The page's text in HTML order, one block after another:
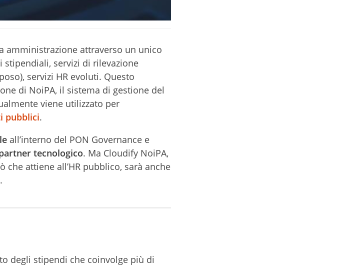
amministrazione attraverso un unico
stipendiali, servizi di rilevazione
servizi HR evoluti. Questo
di NoiPA, il sistema di gestione del
viene utilizzato per
pubblici.
all’interno del PON Governance e
tecnologico. Ma Cloudify NoiPA,
attiene all’HR pubblico, sarà anche
degli stipendi che coinvolge più di